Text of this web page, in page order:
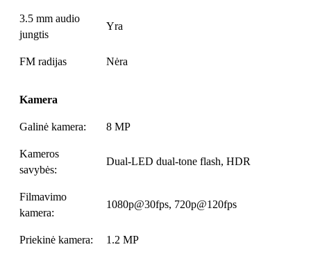
3.5 mm audio
jungtis
Yra
FM radijas Nėra
Kamera
Galinė kamera: 8 MP
Kameros
savybės:
Dual-LED dual-tone flash, HDR
Filmavimo
kamera:
1080p@30fps, 720p@120fps
Priekinė kamera: 1.2 MP